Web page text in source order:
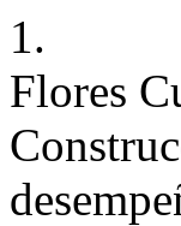
1.
Flores